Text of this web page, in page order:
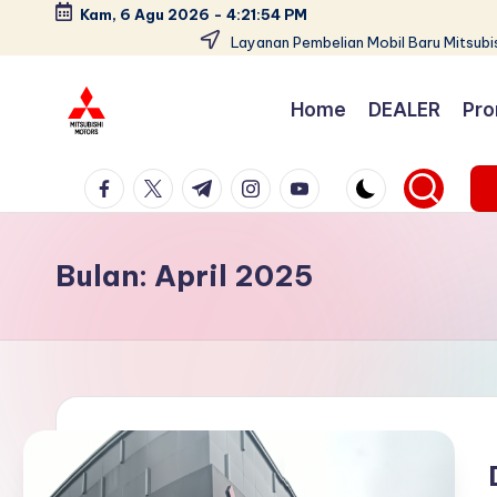
Skip
content
Kam, 6 Agu 2026 - 4:21:54 PM
Layanan Pembelian Mobil Baru
e
l
e
r
it
Mitsubishi
Jakarta
Srikandi
Motors
Tunai
&
Home DEALER
facebook.com
twitter.com
t.me instagram.com
youtube.com
Bulan: April 2025